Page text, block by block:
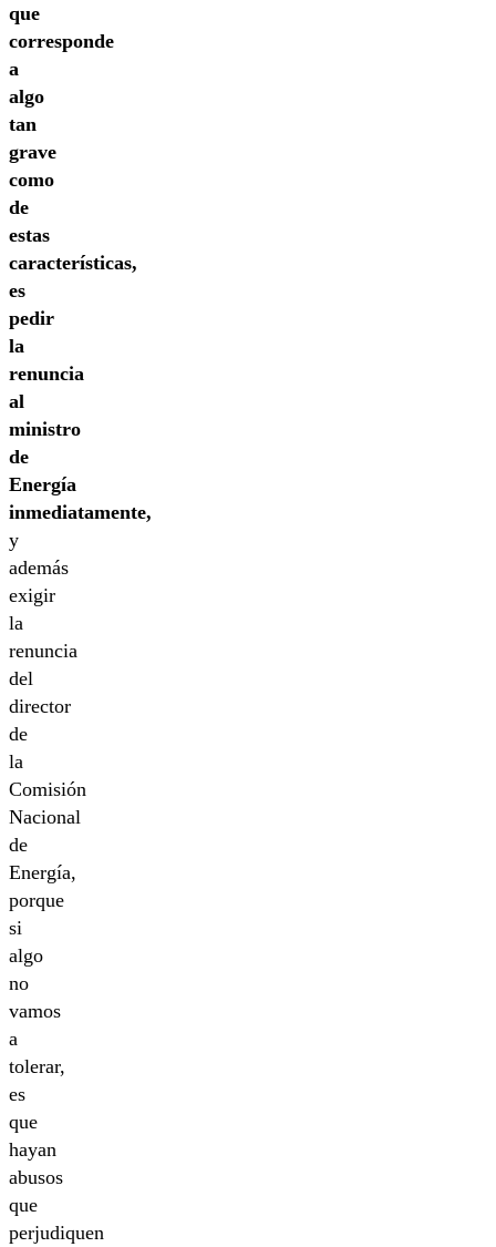
que
corresponde
a
algo
tan
grave
como
de
estas
características,
es
pedir
la
renuncia
al
ministro
de
Energía
inmediatamente,
y
además
exigir
la
renuncia
del
director
de
la
Comisión
Nacional
de
Energía,
porque
si
algo
no
vamos
a
tolerar,
es
que
hayan
abusos
que
perjudiquen